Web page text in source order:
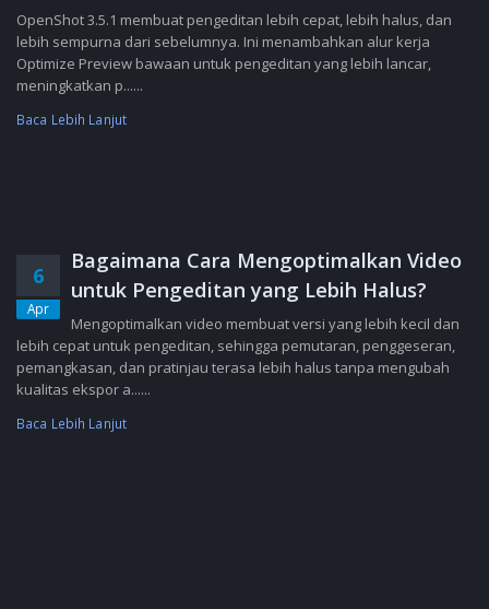
OpenShot 3.5.1 membuat pengeditan lebih cepat, lebih halus, dan
lebih sempurna dari sebelumnya. Ini menambahkan alur kerja
Optimize Preview bawaan untuk pengeditan yang lebih lancar,
meningkatkan p......
Baca Lebih Lanjut
6
Apr
Bagaimana Cara Mengoptimalkan Video
untuk Pengeditan yang Lebih Halus?
Mengoptimalkan video membuat versi yang lebih kecil dan
lebih cepat untuk pengeditan, sehingga pemutaran, penggeseran,
pemangkasan, dan pratinjau terasa lebih halus tanpa mengubah
kualitas ekspor a......
Baca Lebih Lanjut